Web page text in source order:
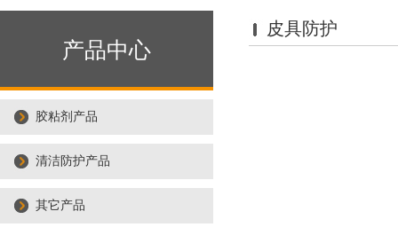
产品中心
胶粘剂产品
清洁防护产品
其它产品
皮具防护